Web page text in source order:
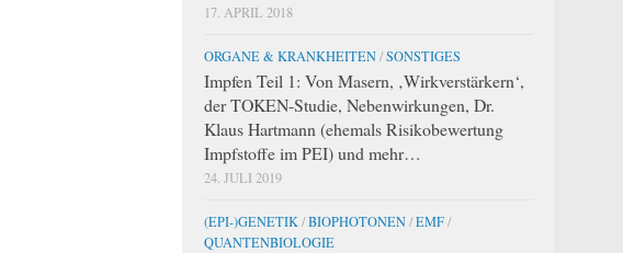
17. APRIL 2018
ORGANE & KRANKHEITEN/SONSTIGES
Impfen Teil 1: Von Masern, ‚Wirkverstärkern‘,
der TOKEN-Studie, Nebenwirkungen, Dr.
Klaus Hartmann (ehemals Risikobewertung
Impfstoffe im PEI) und mehr…
24. JULI 2019
(EPI-)GENETIK /BIOPHOTONEN/EMF/
QUANTENBIOLOGIE